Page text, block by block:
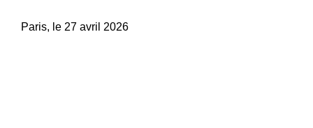
Paris, le 27 avril 2026